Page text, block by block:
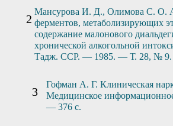
Мансурова И. Д., Олимова С. О.
ферментов, метаболизирующих
содержание малонового
хронической алкогольной
Тадж. ССР. — 1985. — Т. 28, №
Гофман А. Г. Клиническая
Медицинское
— 376 с.